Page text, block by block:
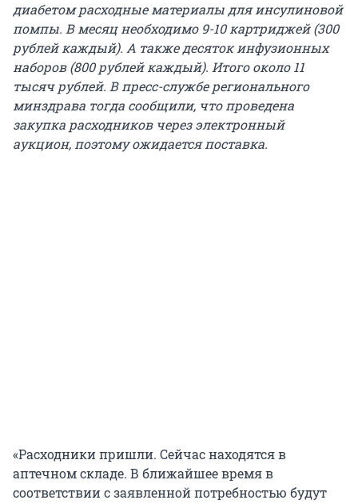
диабетом расходные материалы для инсулиновой
помпы. В месяц необходимо 9-10 картриджей (300
рублей каждый). А также десяток инфузионных
наборов (800 рублей каждый). Итого около 11
тысяч рублей. В пресс-службе регионального
минздрава тогда сообщили, что проведена
закупка расходников через электронный
аукцион, поэтому ожидается поставка.
«Расходники пришли. Сейчас находятся в
аптечном складе. В ближайшее время в
соответствии с заявленной потребностью будут